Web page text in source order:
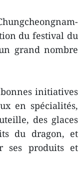
du festival du
grand nombre
initiatives
en spécialités,
des glaces
du dragon, et
ses produits et